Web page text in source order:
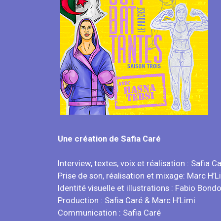
Une création de Safia Caré
Interview, textes, voix et réalisation : Safia
Prise de son, réalisation et mixage: Marc
Identité visuelle et illustrations : Fabio Bondo
Production : Safia Caré & Marc H’Limi
Communication : Safia Caré